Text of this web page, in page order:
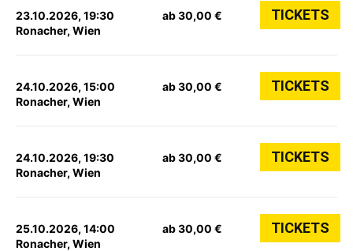
23.10.2026, 19:30
Ronacher, Wien
ab 30,00 € TICKETS
24.10.2026, 15:00
Ronacher, Wien
ab 30,00 € TICKETS
24.10.2026, 19:30
Ronacher, Wien
ab 30,00 € TICKETS
25.10.2026, 14:00
Ronacher, Wien
ab 30,00 € TICKETS